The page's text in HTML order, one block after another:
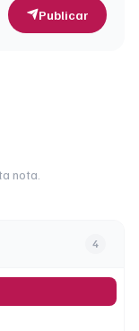
Publicar
nota.
4